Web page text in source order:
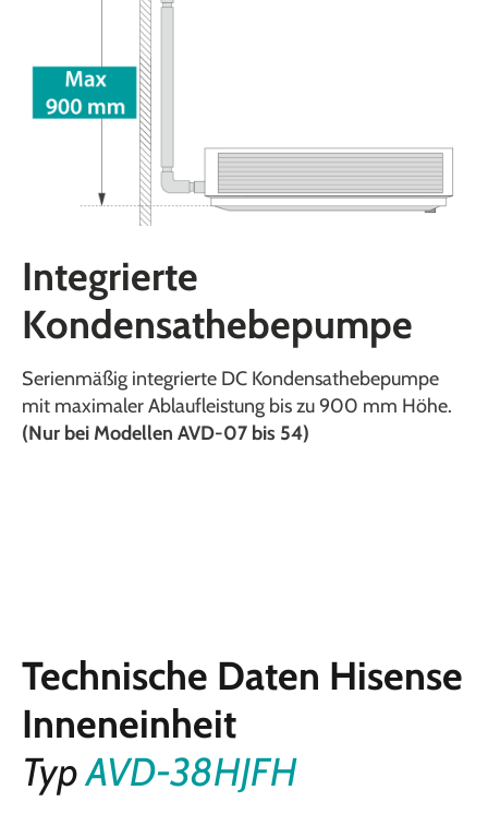
Integrierte
Kondensathebepumpe
Serienmäßig integrierte DC Kondensathebepumpe
mit maximaler Ablaufleistung bis zu 900 mm Höhe.
(Nur bei Modellen AVD-07 bis 54)
Technische Daten Hisense
Inneneinheit
TypAVD-38HJFH